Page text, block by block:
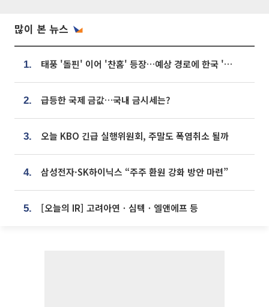
많이 본 뉴스
1. 태풍 '돌핀' 이어 '찬홈' 등장…예상 경로에 한국 '한숨'
2. 급등한 국제 금값…국내 금시세는?
3. 오늘 KBO 긴급 실행위원회, 주말도 폭염취소 될까
4. 삼성전자·SK하이닉스 “주주 환원 강화 방안 마련”
5. [오늘의 IR] 고려아연ㆍ심텍ㆍ엘앤에프 등